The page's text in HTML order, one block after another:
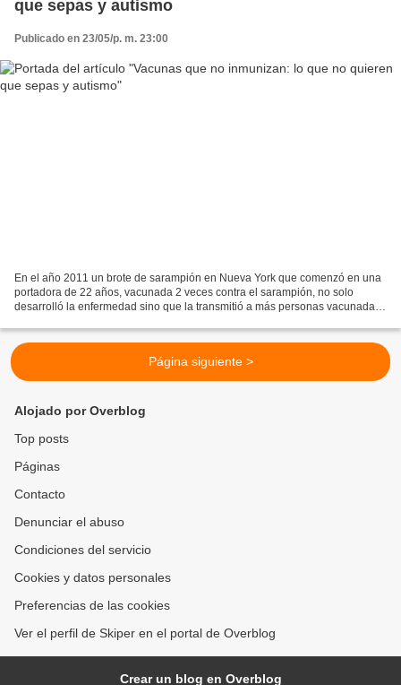
que sepas y autismo
Publicado en 23/05/p. m. 23:00
En el año 2011 un brote de sarampión en Nueva York que comenzó en una
portadora de 22 años, vacunada 2 veces contra el sarampión, no solo
desarrolló la enfermedad sino que la transmitió a más personas vacunadas
Página siguiente >
Alojado por Overblog
Top posts
Páginas
Contacto
Denunciar el abuso
Condiciones del servicio
Cookies y datos personales
Preferencias de las cookies
Ver el perfil de Skiper en el portal de Overblog
Crear un blog en Overblog